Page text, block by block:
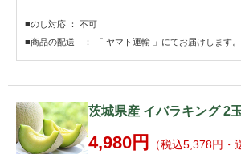
■のし対応 ： 不可
■商品の配送 ： 「 ヤマト運輸 」にてお届けします。
茨城県産 イバラキング 2
4,980円 （税込5,378円・